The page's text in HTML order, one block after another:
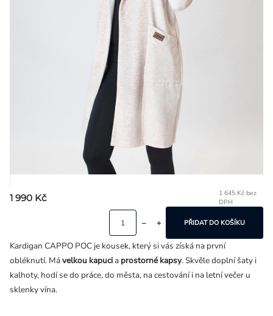
1 990 Kč
1 645 Kč bez
DPH
PŘIDAT DO KOŠÍKU
Kardigan CAPPO POC je kousek, který si vás získá na první
obléknutí. Mávelkou kapucia prostorné kapsy. Skvěle doplní šaty i
kalhoty, hodí se do práce, do města, na cestování i na letní večer u
sklenky vína.